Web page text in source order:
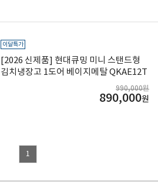
이달특가
[2026 신제품] 현대큐밍 미니 스탠드형
김치냉장고 1도어 베이지메탈 QKAE12T
990,000원
890,000원
1